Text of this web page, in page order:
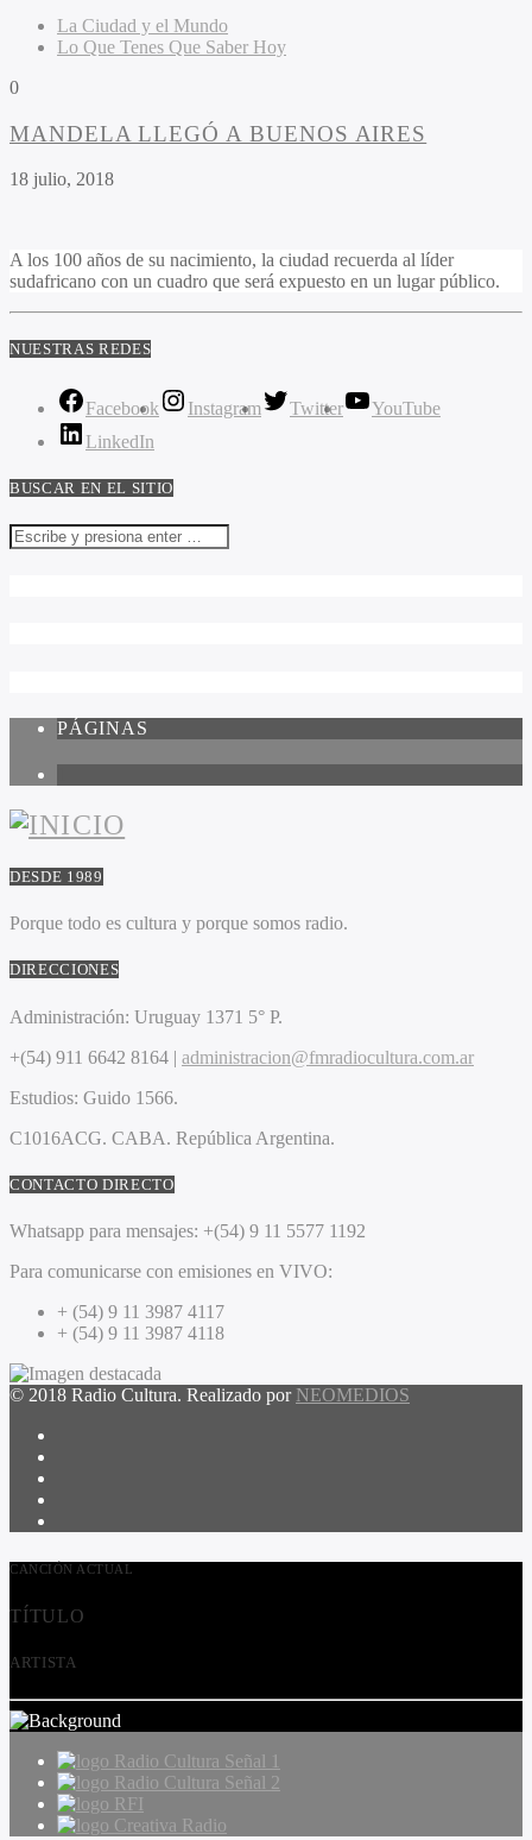
La Ciudad y el Mundo
Lo Que Tenes Que Saber Hoy
0
MANDELA LLEGÓ A BUENOS AIRES
18 julio, 2018
A los 100 años de su nacimiento, la ciudad recuerda al líder
sudafricano con un cuadro que será expuesto en un lugar público.
NUESTRAS REDES
Facebook Instagram Twitter
YouTube
LinkedIn
BUSCAR EN EL SITIO
PÁGINAS
DESDE 1989
Porque todo es cultura y porque somos radio.
DIRECCIONES
Administración: Uruguay 1371 5° P.
+(54) 911 6642 8164 | administracion@fmradiocultura.com.ar
Estudios: Guido 1566.
C1016ACG. CABA. República Argentina.
CONTACTO DIRECTO
Whatsapp para mensajes: +(54) 9 11 5577 1192
Para comunicarse con emisiones en VIVO:
+ (54) 9 11 3987 4117
+ (54) 9 11 3987 4118
© 2018 Radio Cultura. Realizado por NEOMEDIOS
CANCIÓN ACTUAL
TÍTULO
ARTISTA
Radio Cultura Señal 1
Radio Cultura Señal 2
RFI
Creativa Radio